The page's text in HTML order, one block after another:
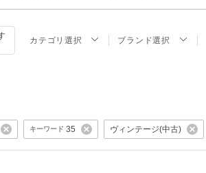
カテゴリ選択 ブランド選択
キーワード 35 ヴィンテージ(中古)